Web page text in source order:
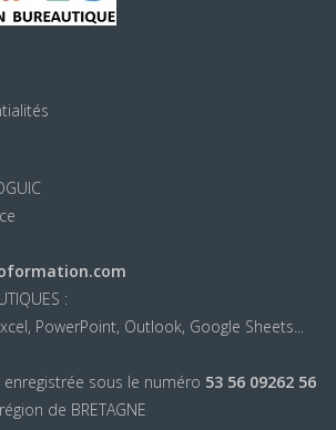
:
PowerPoint, Outlook, Google Sheets...
sous le numéro 53 56 09262 56
de BRETAGNE